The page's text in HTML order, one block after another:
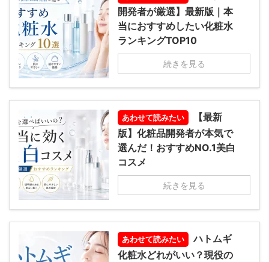
開発者が厳選】最新版｜本
当におすすめしたい化粧水
ランキングTOP10
続きを見る
あわせて読みたい
【最新
版】化粧品開発者が本気で
選んだ！おすすめNO.1美白
コスメ
続きを見る
あわせて読みたい
ハトムギ
化粧水どれがいい？現役の